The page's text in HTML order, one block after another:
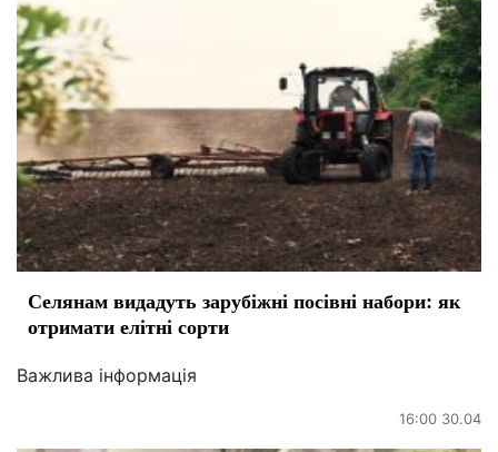
Селянам видадуть зарубіжні посівні набори: як
отримати елітні сорти
Важлива інформація
16:00 30.04